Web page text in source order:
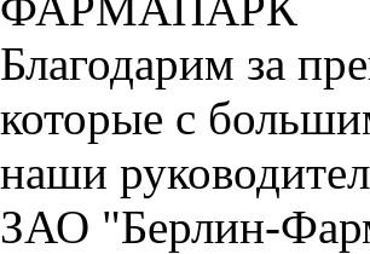
Благодарим за
которые с
наши
ЗАО "Берлин-